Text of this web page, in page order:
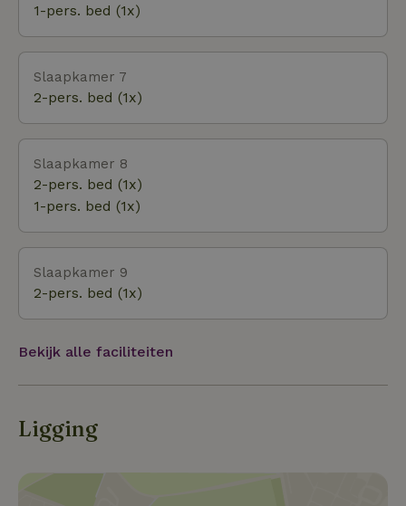
1-pers. bed (1x)
Slaapkamer 7
2-pers. bed (1x)
Slaapkamer 8
2-pers. bed (1x)
1-pers. bed (1x)
Slaapkamer 9
2-pers. bed (1x)
Bekijk alle faciliteiten
Ligging